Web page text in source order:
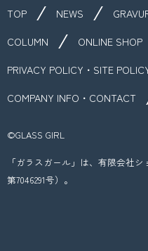
TOP NEWS
COLUMN
ONLINE SHOP
PRIVACY POLICY・SITE
COMPANY INFO・CONTACT
©︎GLASS GIRL
「ガラスガール」は、有限会社
第7046291号）。